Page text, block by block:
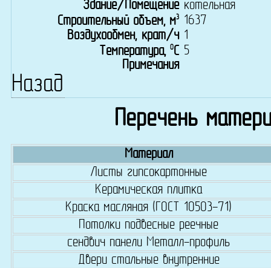
Здание/Помещение котельная
Строительный объем, м3
1637
Воздухообмен, крат/ч 1
Температура, 0C 5
Примечания
Назад
Перечень
Материал
Листы гипсокартонные
Керамическая плитка
Краска масляная (ГОСТ 10503-71)
Потолки подвесные реечные
сендвич панели Металл-профиль
Двери стальные внутренние